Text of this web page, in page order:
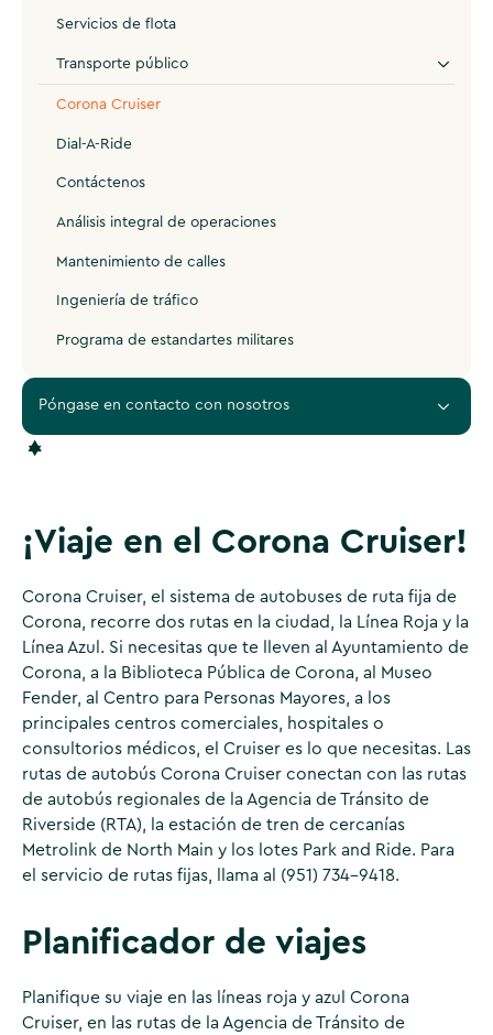
Servicios de flota
Transporte público
Corona Cruiser
Dial-A-Ride
Contáctenos
Análisis integral de operaciones
Mantenimiento de calles
Ingeniería de tráfico
Programa de estandartes militares
Póngase en contacto con nosotros
¡Viaje en el Corona Cruiser!
Corona Cruiser, el sistema de autobuses de ruta fija de
Corona, recorre dos rutas en la ciudad, la Línea Roja y la
Línea Azul. Si necesitas que te lleven al Ayuntamiento de
Corona, a la Biblioteca Pública de Corona, al Museo
Fender, al Centro para Personas Mayores, a los
principales centros comerciales, hospitales o
consultorios médicos, el Cruiser es lo que necesitas. Las
rutas de autobús Corona Cruiser conectan con las rutas
de autobús regionales de la Agencia de Tránsito de
Riverside (RTA), la estación de tren de cercanías
Metrolink de North Main y los lotes Park and Ride. Para
el servicio de rutas fijas, llama al (951) 734-9418.
Planificador de viajes
Planifique su viaje en las líneas roja y azul Corona
Cruiser, en las rutas de la Agencia de Tránsito de